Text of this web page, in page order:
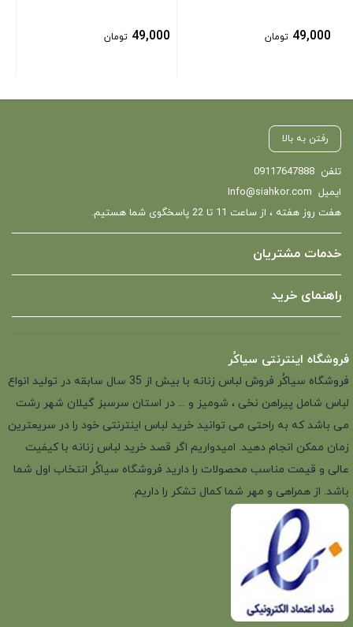
49,000 تومان 49,000 تومان
رفتن به بالا
تلفن 09117647888
ایمیل Info@siahkor.com
هفت روز هفته ، از ساعت 11 تا 22 پاسخگوی شما هستیم.
خدمات مشتریان
راهنمای خرید
فروشگاه اینترنتی سیاکُر
فروشگاه سیاکُر فروش لباس زنانه با بیش از 35 سال سابقه در تولید انواع
لباس شامل پیراهن نخی ، شومیز و ... در استان سرسبز گیلان شهر رشت
می باشد که به راحتی می توانید خرید لباس اینترنتی خود را در سریعترین
زمان ممکن انجام دهید. امیدواریم اگر قصد خرید لباس زنانه با کیفیت
عالی و قیمت مناسب محصولات را دارید فروشگاه سیاکُر انتخاب اول شما
باشد. از همراهی و مهر شما کمال تشکر را داریم.